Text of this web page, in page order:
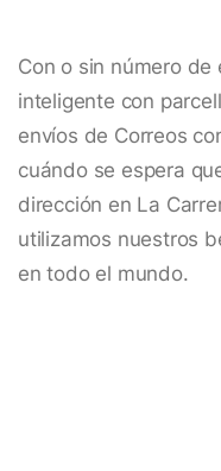
Con o sin número de
inteligente con
envíos de Correos
cuándo se espera
dirección en La
utilizamos nuestros
en todo el mundo.